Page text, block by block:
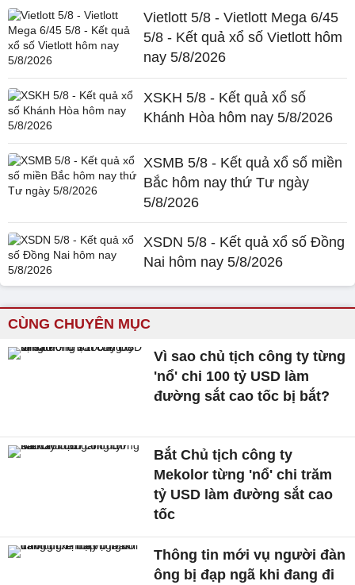
Vietlott 5/8 - Vietlott Mega 6/45
5/8 - Kết quả xổ số Vietlott hôm
nay 5/8/2026
XSKH 5/8 - Kết quả xổ số
Khánh Hòa hôm nay 5/8/2026
XSMB 5/8 - Kết quả xổ số miền
Bắc hôm nay thứ Tư ngày
5/8/2026
XSDN 5/8 - Kết quả xổ số Đồng
Nai hôm nay 5/8/2026
CÙNG CHUYÊN MỤC
Vì sao chủ tịch công ty từng
'nổ' chi 100 tỷ USD làm
đường sắt cao tốc bị bắt?
Bắt Chủ tịch công ty
Mekolor từng 'nổ' chi trăm
tỷ USD làm đường sắt cao
tốc
Thông tin mới vụ người đàn
ông bị đạp ngã khi đang đi